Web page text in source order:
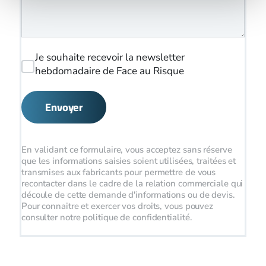
Je souhaite recevoir la newsletter
hebdomadaire de Face au Risque
Envoyer
En validant ce formulaire, vous acceptez sans réserve
que les informations saisies soient utilisées, traitées et
transmises aux fabricants pour permettre de vous
recontacter dans le cadre de la relation commerciale qui
découle de cette demande d'informations ou de devis.
Pour connaitre et exercer vos droits, vous pouvez
consulter notre politique de confidentialité.